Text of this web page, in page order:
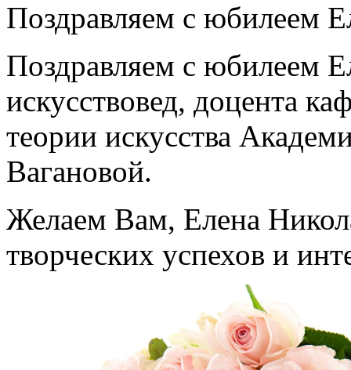
Поздравляем с юбилеем
Поздравляем с юбилеем
искусствовед, доцента
теории искусства
Вагановой.
Желаем Вам, Елена
творческих успехов и